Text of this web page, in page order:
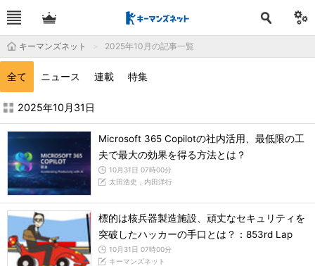
キーマンズネット 2025年10月の記事一覧
全て ニュース 連載 特集
2025年10月の記事一覧 - キーマンズネット
2025年10月31日
Microsoft 365 Copilotの社内活用、最低限の工
夫で最大の効果を得る方法とは？
10月31日 07時00分
太田浩史，内田洋行
標的は核兵器製造施設、頑丈なセキュリティを
突破したハッカーの手口とは？：853rd Lap
10月31日 07時00分
キーマンズネット